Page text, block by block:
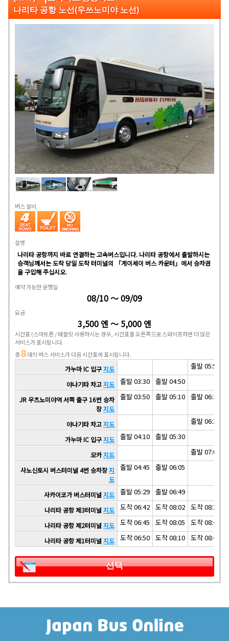
나리타 공항 노선(우쓰노미야 노선)
버스 설비
설명
나리타 공항까지 바로 연결하는 고속버스입니다. 나리타 공항에서 출발하시는
승객님께서는 도착 당일 도착 터미널의 「게이세이 버스 카운터」에서 승차권
을 구입해 주십시오.
예약 가능한 운행일
08/10 ～ 09/09
요금
3,500 엔 ～ 5,000 엔
시간표 (스마트폰 / 태블릿 사용하시는 경우, 시간표를 오른쪽으로 스와이프하면 더 많은
서비스가 표시됩니다.
총8대의 버스 서비스가 다음 시간표에 표시됩니다.
가누마 IC 입구지도 출발 05:50
야나기타 차고지도 출발 03:30 출발 04:50
JR 우츠노미야역 서쪽 출구 16번 승차
장지도
출발 03:50 출발 05:10 출발 06:15
야나기타 차고지도 출발 06:35
가누마 IC 입구지도 출발 04:10 출발 05:30
모카지도 출발 07:00
사노신토시 버스터미널 4번 승차장지
도
출발 04:45 출발 06:05
사카이코가 버스터미널 지도 출발 05:29 출발 06:49
나리타 공항 제3터미널 지도 도착 06:42 도착 08:02 도착 08:37
나리타 공항 제2터미널 지도 도착 06:45 도착 08:05 도착 08:40
나리타 공항 제1터미널 지도 도착 06:50 도착 08:10 도착 08:45
선택